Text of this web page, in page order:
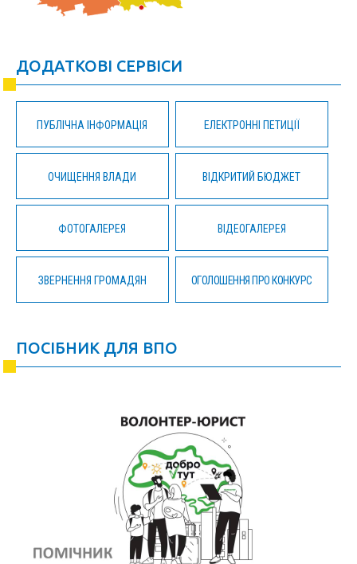
ДОДАТКОВІ СЕРВІСИ
ПУБЛІЧНА ІНФОРМАЦІЯ ЕЛЕКТРОННІ ПЕТИЦІЇ
ОЧИЩЕННЯ ВЛАДИ ВІДКРИТИЙ БЮДЖЕТ
ФОТОГАЛЕРЕЯ ВІДЕОГАЛЕРЕЯ
ЗВЕРНЕННЯ ГРОМАДЯН ОГОЛОШЕННЯ ПРО КОНКУРС
ПОСІБНИК ДЛЯ ВПО